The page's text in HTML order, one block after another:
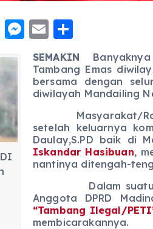
T
e
g
r
a
m
M
e
ss
e
g
er
E
m
ai
l
h
a
re
SEMAKIN
Tambang Emas
bersama dengan
diwilayah Mandailing
Masyarakat/Rakyat
setelah keluarnya
Daulay,S.PD baik di
Iskandar Hasibuan,
nantinya ditengah-
Dalam suatu
Anggota DPRD
“Tambang Ilegal/
membicarakannya.